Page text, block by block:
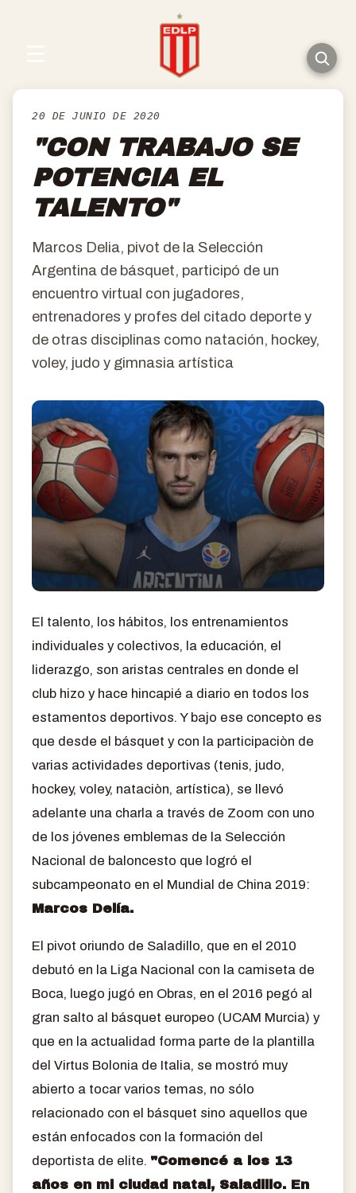
20 DE JUNIO DE 2020
"CON TRABAJO SE
POTENCIA EL
TALENTO"
Marcos Delia, pivot de la Selección
Argentina de básquet, participó de un
encuentro virtual con jugadores,
entrenadores y profes del citado deporte y
de otras disciplinas como natación, hockey,
voley, judo y gimnasia artística
El talento, los hábitos, los entrenamientos
individuales y colectivos, la educación, el
liderazgo, son aristas centrales en donde el
club hizo y hace hincapié a diario en todos los
estamentos deportivos. Y bajo ese concepto es
que desde el básquet y con la participaciòn de
varias actividades deportivas (tenis, judo,
hockey, voley, nataciòn, artística), se llevó
adelante una charla a través de Zoom con uno
de los jóvenes emblemas de la Selección
Nacional de baloncesto que logró el
subcampeonato en el Mundial de China 2019:
Marcos Delía.
El pivot oriundo de Saladillo, que en el 2010
debutó en la Liga Nacional con la camiseta de
Boca, luego jugó en Obras, en el 2016 pegó al
gran salto al básquet europeo (UCAM Murcia) y
que en la actualidad forma parte de la plantilla
del Virtus Bolonia de Italia, se mostró muy
abierto a tocar varios temas, no sólo
relacionado con el básquet sino aquellos que
están enfocados con la formación del
deportista de elite. "Comencé a los 13
años en mi ciudad natal, Saladillo. En